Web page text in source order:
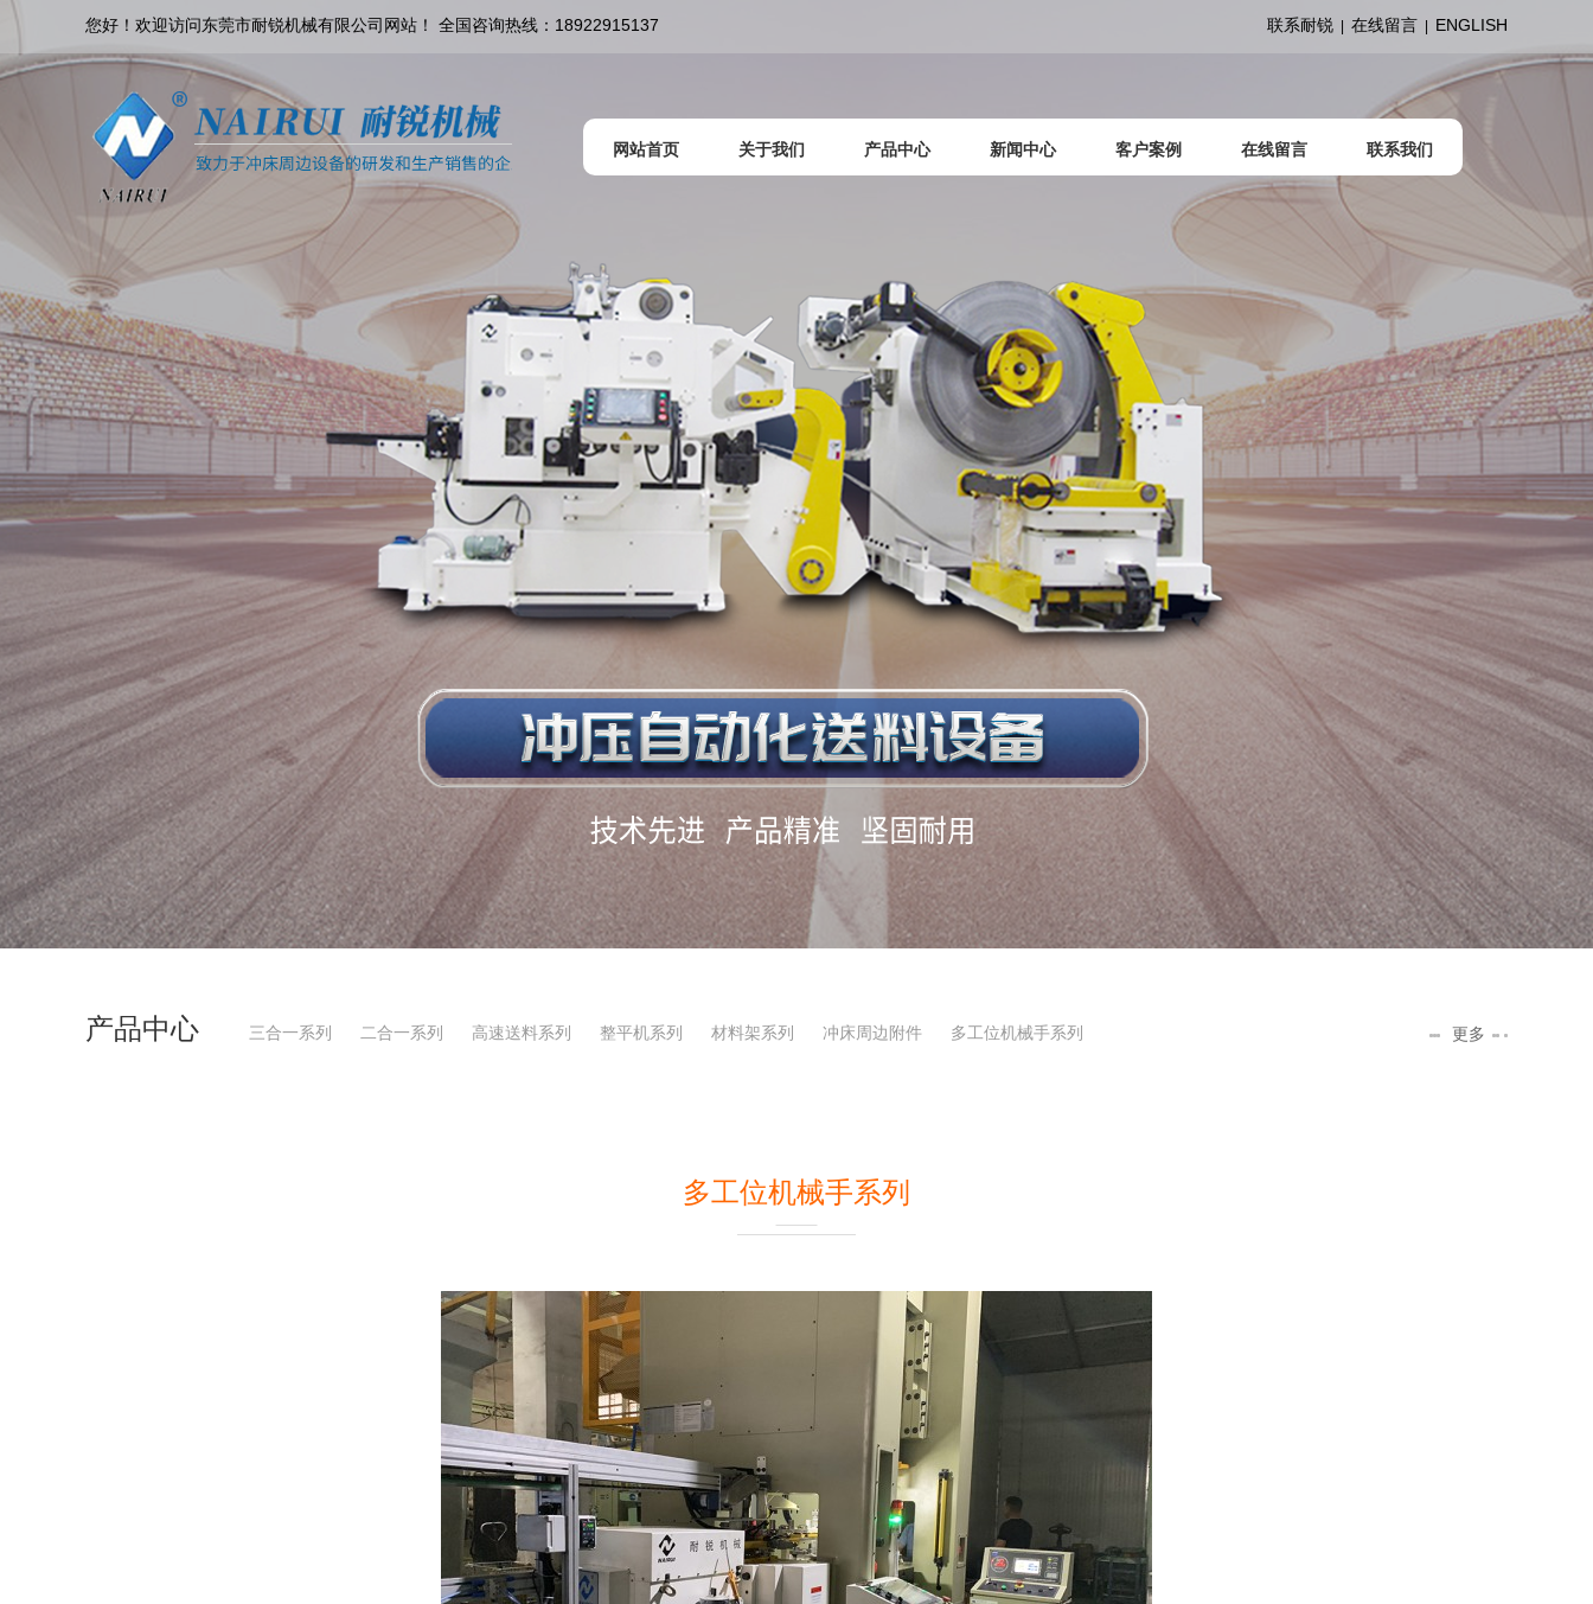
您好！欢迎访问东莞市耐锐机械有限公司网站！ 全国咨询热线：18922915137 联系耐锐 在线留言 ENGLISH
网站首页 关于我们 产品中心 新闻中心 客户案例 在线留言 联系我们
产品中心 三合一系列 二合一系列 高速送料系列 整平机系列 材料架系列 冲床周边附件 多工位机械手系列 更多
多工位机械手系列